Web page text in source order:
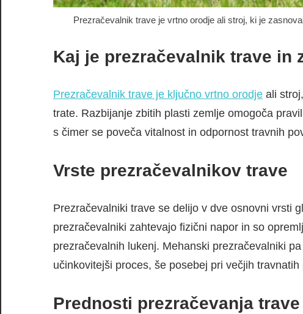
Prezračevalnik trave je vrtno orodje ali stroj, ki je
Kaj je prezračevalnik trave in
Prezračevalnik trave je ključno vrtno orodje ali
trate. Razbijanje zbitih plasti zemlje omogoča
s čimer se poveča vitalnost in odpornost travnih
Vrste prezračevalnikov trave
Prezračevalniki trave se delijo v dve osnovni vrsti
prezračevalniki zahtevajo fizični napor in so
prezračevalnih lukenj. Mehanski prezračevalniki
učinkovitejši proces, še posebej pri večjih travnatih
Prednosti prezračevanja